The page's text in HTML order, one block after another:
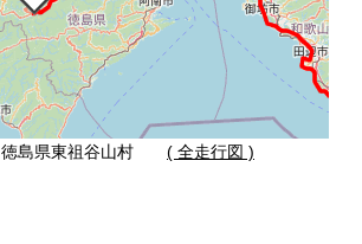
徳島県東祖谷山村 ( 全走行図 )